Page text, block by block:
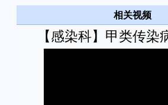
相关视频
【感染科】甲类传染